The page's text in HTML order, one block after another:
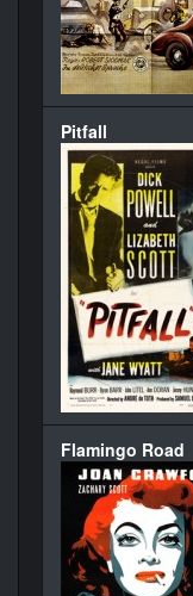
Pitfall
Flamingo Road